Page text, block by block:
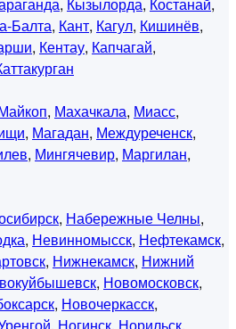
Балта, Кант, Кагул, Кишинёв,
, Кентау, Капчагай,
, Махачкала, Миасс,
, Магадан, Междуреченск,
, Мингячевир, Маргилан,
, Набережные Челны,
, Невинномысск, Нефтекамск,
, Нижнекамск, Нижний
, Новомосковск,
, Новочеркасск,